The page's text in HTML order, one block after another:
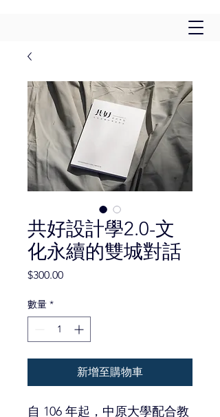
共好設計學2.0-文
化永續的雙城對話
$300.00價
數量 *
新增至購物車
自 106 年起，中原大學配合教